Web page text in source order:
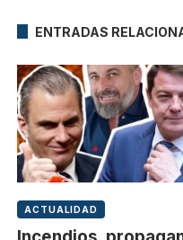
ENTRADAS
ACTUALIDAD